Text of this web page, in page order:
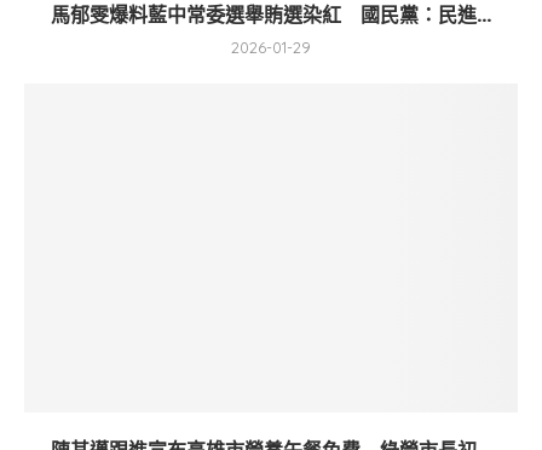
馬郁雯爆料藍中常委選舉賄選染紅 國民黨：民進...
2026-01-29